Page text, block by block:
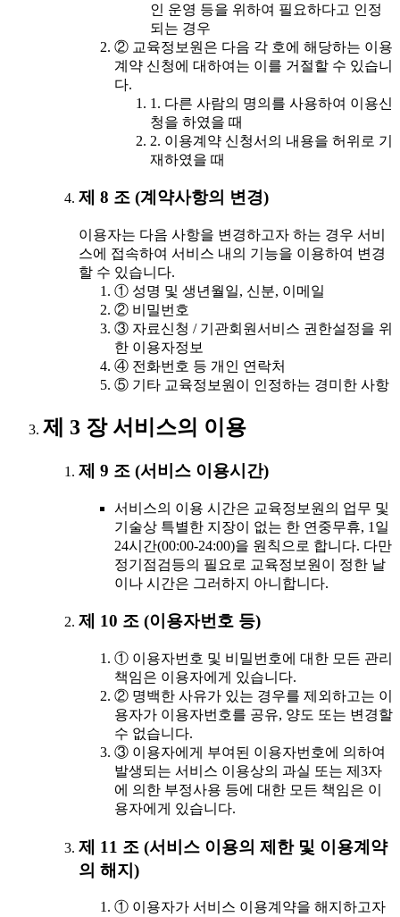
인 운영 등을 위하여 필요하다고 인정
되는 경우
② 교육정보원은 다음 각 호에 해당하는 이용
계약 신청에 대하여는 이를 거절할 수 있습니
다.
1. 다른 사람의 명의를 사용하여 이용신
청을 하였을 때
2. 이용계약 신청서의 내용을 허위로 기
재하였을 때
제 8 조 (계약사항의 변경)
이용자는 다음 사항을 변경하고자 하는 경우 서비
스에 접속하여 서비스 내의 기능을 이용하여 변경
할 수 있습니다.
① 성명 및 생년월일, 신분, 이메일
② 비밀번호
③ 자료신청 / 기관회원서비스 권한설정을 위
한 이용자정보
④ 전화번호 등 개인 연락처
⑤ 기타 교육정보원이 인정하는 경미한 사항
제 3 장 서비스의 이용
제 9 조 (서비스 이용시간)
서비스의 이용 시간은 교육정보원의 업무 및
기술상 특별한 지장이 없는 한 연중무휴, 1일
24시간(00:00-24:00)을 원칙으로 합니다. 다만
정기점검등의 필요로 교육정보원이 정한 날
이나 시간은 그러하지 아니합니다.
제 10 조 (이용자번호 등)
① 이용자번호 및 비밀번호에 대한 모든 관리
책임은 이용자에게 있습니다.
② 명백한 사유가 있는 경우를 제외하고는 이
용자가 이용자번호를 공유, 양도 또는 변경할
수 없습니다.
③ 이용자에게 부여된 이용자번호에 의하여
발생되는 서비스 이용상의 과실 또는 제3자
에 의한 부정사용 등에 대한 모든 책임은 이
용자에게 있습니다.
제 11 조 (서비스 이용의 제한 및 이용계약
의 해지)
① 이용자가 서비스 이용계약을 해지하고자